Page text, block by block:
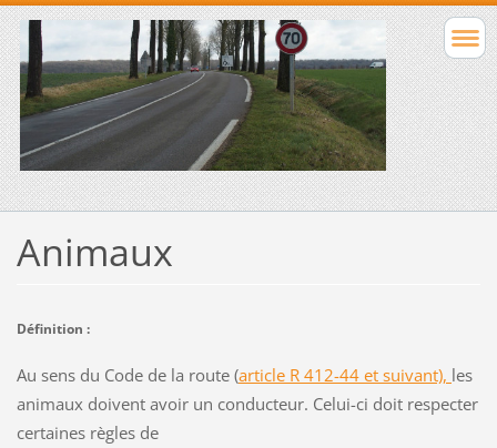
Animaux
Définition :
Au sens du Code de la route (article R 412-44 et suivant), les
animaux doivent avoir un conducteur. Celui-ci doit respecter
certaines règles de